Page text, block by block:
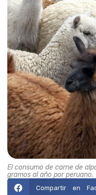
El consumo de carne de
gramos al año por peruano.
Compartir en